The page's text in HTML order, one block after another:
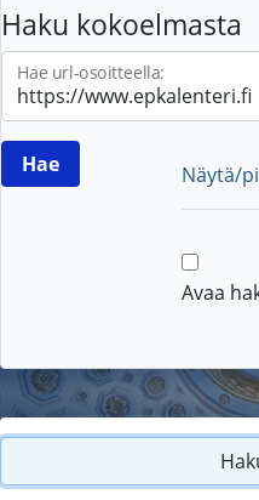
Haku kokoelmasta
Hae url-osoitteella:
Näytä/
Avaa